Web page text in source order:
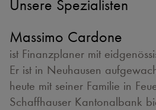
Unsere Spezialisten
Massimo Cardone
ist Finanzplaner mit
Er ist in Neuhausen
heute mit seiner Familie in
Schaffhauser Kantonalbank